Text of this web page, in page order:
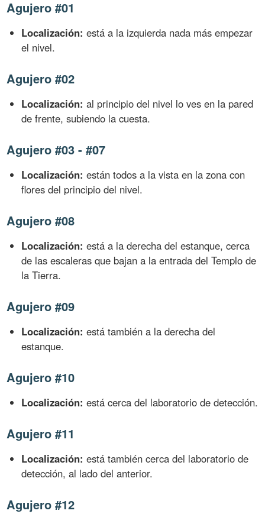
Agujero #01
Localización: está a la izquierda nada más empezar
el nivel.
Agujero #02
Localización: al principio del nivel lo ves en la pared
de frente, subiendo la cuesta.
Agujero #03 - #07
Localización: están todos a la vista en la zona con
flores del principio del nivel.
Agujero #08
Localización: está a la derecha del estanque, cerca
de las escaleras que bajan a la entrada del Templo de
la Tierra.
Agujero #09
Localización: está también a la derecha del
estanque.
Agujero #10
Localización: está cerca del laboratorio de detección.
Agujero #11
Localización: está también cerca del laboratorio de
detección, al lado del anterior.
Agujero #12